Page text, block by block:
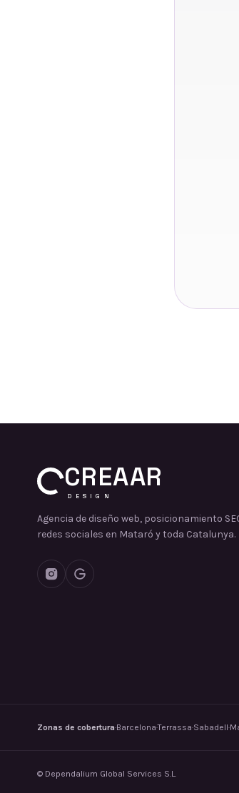
CREAAR
DESIGN
Agencia de diseño web, posicionamiento
redes sociales en Mataró y toda Catalunya.
Zonas de cobertura·Barcelona·Terrassa·Sabadell·
© Dependalium Global Services S.L.